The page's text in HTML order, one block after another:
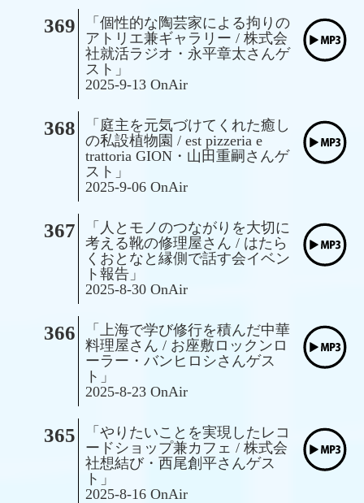
369
「個性的な陶芸家による拘りの
アトリエ兼ギャラリー / 株式会
社就活ラジオ・永平章太さんゲ
スト」
2025-9-13 OnAir
368
「庭主を元気づけてくれた癒し
の私設植物園 / est pizzeria e
trattoria GION・山田重嗣さんゲ
スト」
2025-9-06 OnAir
367
「人とモノのつながりを大切に
考える靴の修理屋さん / はたら
くおとなと縁側で話す会イベン
ト報告」
2025-8-30 OnAir
366
「上海で学び修行を積んだ中華
料理屋さん / お座敷ロックンロ
ーラー・バンヒロシさんゲス
ト」
2025-8-23 OnAir
365
「やりたいことを実現したレコ
ードショップ兼カフェ / 株式会
社想結び・西尾創平さんゲス
ト」
2025-8-16 OnAir